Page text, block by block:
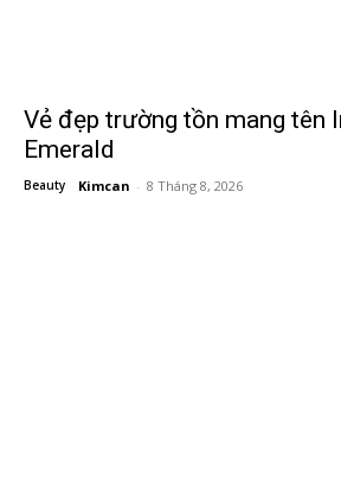
Vẻ đẹp trường tồn mang tên
Emerald
Beauty Kimcan - 8 Tháng 8, 2026